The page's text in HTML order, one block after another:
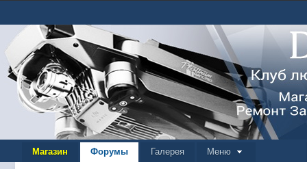
Магазин Форумы Галерея Меню